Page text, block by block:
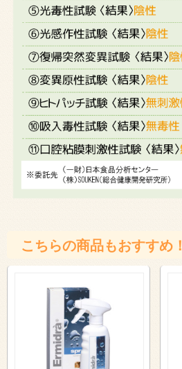
こちらの商品もおすすめ！